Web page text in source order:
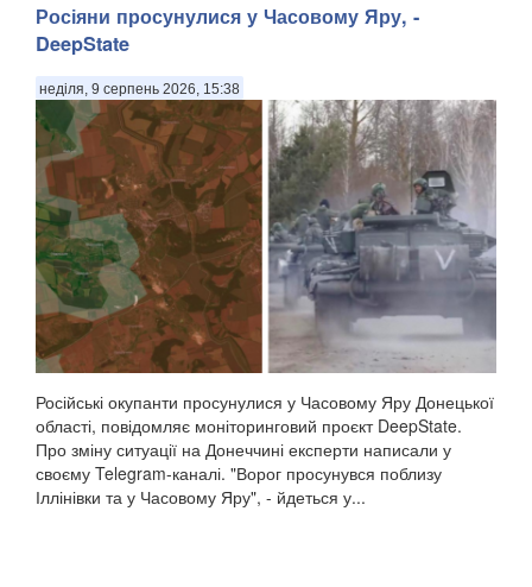
Росіяни просунулися у Часовому Яру, -
DeepState
неділя, 9 серпень 2026, 15:38
Російські окупанти просунулися у Часовому Яру Донецької
області, повідомляє моніторинговий проєкт DeepState.
Про зміну ситуації на Донеччині експерти написали у
своєму Telegram-каналі. "Ворог просунувся поблизу
Іллінівки та у Часовому Яру", - йдеться у...